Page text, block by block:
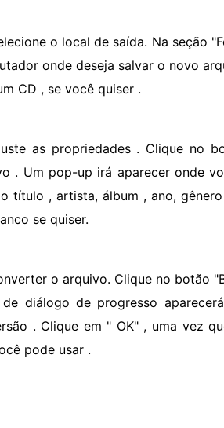
o local de saída. Na seção
onde deseja salvar o novo
CD , se você quiser .
as propriedades . Clique no
. Um pop-up irá aparecer onde
título , artista, álbum , ano,
se quiser.
o arquivo. Clique no botão
diálogo de progresso
. Clique em " OK" , uma vez
pode usar .